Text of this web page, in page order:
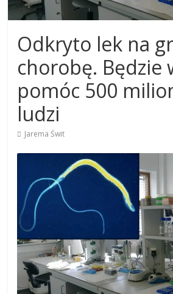
Odkryto lek na
chorobę. Będzie
pomóc 500
ludzi
Jarema Świt